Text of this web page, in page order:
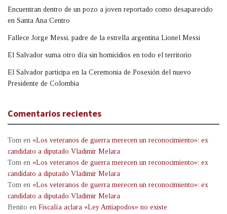
Encuentran dentro de un pozo a joven reportado como desaparecido
en Santa Ana Centro
Fallece Jorge Messi, padre de la estrella argentina Lionel Messi
El Salvador suma otro día sin homicidios en todo el territorio
El Salvador participa en la Ceremonia de Posesión del nuevo
Presidente de Colombia
Comentarios recientes
Tom en «Los veteranos de guerra merecen un reconocimiento»: ex
candidato a diputado Vladimir Melara
Tom en «Los veteranos de guerra merecen un reconocimiento»: ex
candidato a diputado Vladimir Melara
Tom en «Los veteranos de guerra merecen un reconocimiento»: ex
candidato a diputado Vladimir Melara
Benito en Fiscalía aclara «Ley Antiapodos» no existe